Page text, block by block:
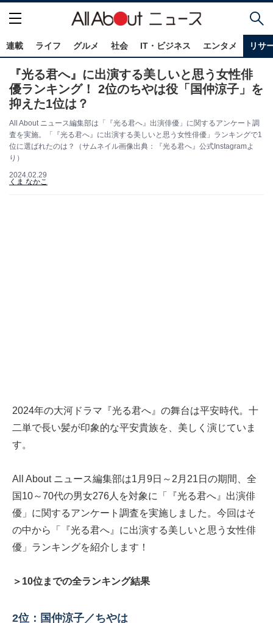
連載 ライフ グルメ 社会 IT・ビジネス エンタメ リサ
『光る君へ』に出演する美しいと思う女性俳
優ランキング！ 2位のちやは役「国仲涼子」を
抑えた1位は？
All About ニュース編集部は「『光る君へ』出演俳優」に関するアンケート調
査を実施。「『光る君へ』に出演する美しいと思う女性俳優」ランキングで1
位に選ばれたのは？（サムネイル画像出典：『光る君へ』公式Instagramよ
り）
2024.02.29
くま なかこ
2024年の大河ドラマ『光る君へ』の舞台は平安時代。十
二単で長い髪が印象的な平安貴族を、美しく演じていま
す。
All About ニュース編集部は1月9日～2月21日の期間、全
国10～70代の男女276人を対象に「『光る君へ』出演俳
優」に関するアンケート調査を実施しました。今回はそ
の中から「『光る君へ』に出演する美しいと思う女性俳
優」ランキングを紹介します！
＞10位までの全ランキング結果
2位：国仲涼子／ちやは